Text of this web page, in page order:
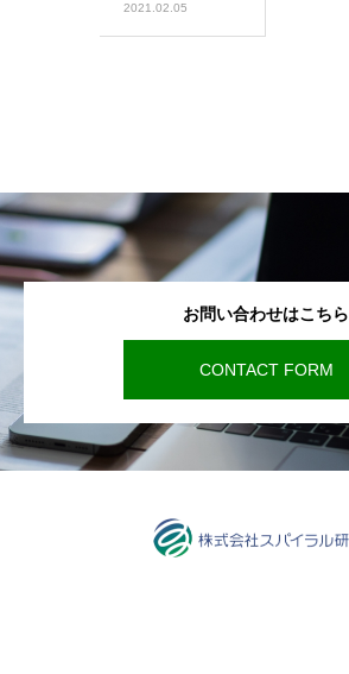
2021.02.05
お問い合わせはこちら
CONTACT FORM